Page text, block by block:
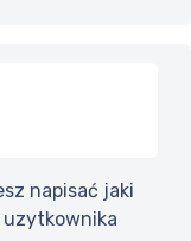
napisać jaki
uzytkownika